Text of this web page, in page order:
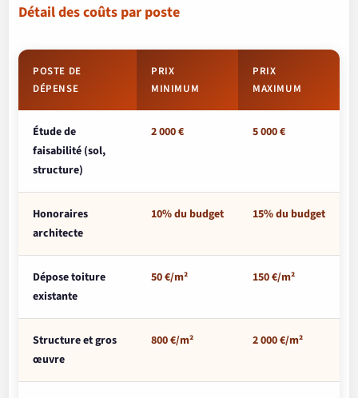
Détail des coûts par poste
POSTE DE
DÉPENSE
PRIX
MINIMUM
PRIX
MAXIMUM
Étude de
faisabilité (sol,
structure)
2 000 € 5 000 €
Honoraires
architecte
10% du budget 15% du budget
Dépose toiture
existante
50 €/m² 150 €/m²
Structure et gros
œuvre
800 €/m² 2 000 €/m²